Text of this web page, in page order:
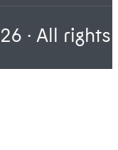
· All rights